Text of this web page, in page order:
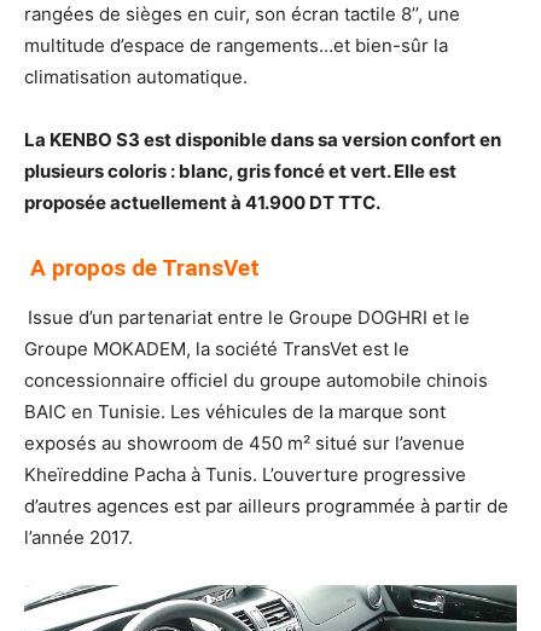
rangées de sièges en cuir, son écran tactile 8’’, une
multitude d’espace de rangements…et bien-sûr la
climatisation automatique.
La KENBO S3 est disponible dans sa version confort en
plusieurs coloris : blanc, gris foncé et vert. Elle est
proposée actuellement à 41.900 DT TTC.
A propos de TransVet
Issue d’un partenariat entre le Groupe DOGHRI et le
Groupe MOKADEM, la société TransVet est le
concessionnaire officiel du groupe automobile chinois
BAIC en Tunisie. Les véhicules de la marque sont
exposés au showroom de 450 m² situé sur l’avenue
Kheïreddine Pacha à Tunis. L’ouverture progressive
d’autres agences est par ailleurs programmée à partir de
l’année 2017.